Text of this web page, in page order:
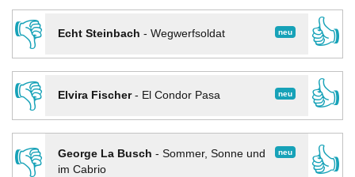
👎
neu
Echt Steinbach - Wegwerfsoldat
👍
👎
neu
Elvira Fischer- El Condor Pasa
👍
👎
neu
George La Busch - Sommer, Sonne und
im Cabrio
👍